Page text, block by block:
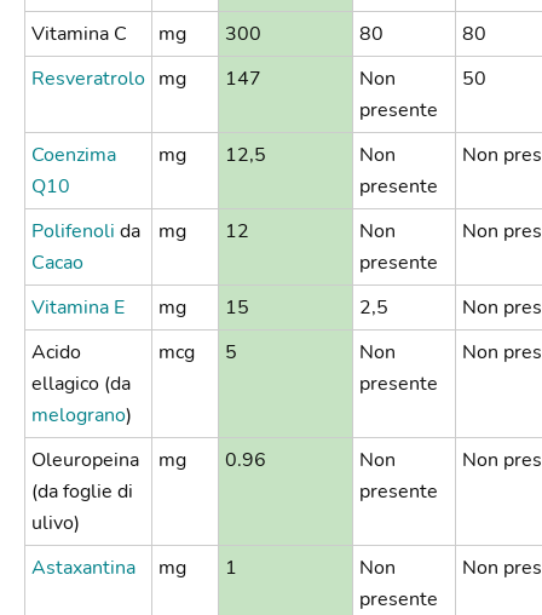
Vitamina C
mg 300 80
80
Resveratrolo mg 147
Non
presente
50
Coenzima
Q10
mg 12,5
Non
presente
Non
Polifenoli da
Cacao
mg 12
Non
presente
Non
Vitamina E mg 15 2,5
Non
Acido
ellagico (da
melograno)
mcg 5
Non
presente
Non
Oleuropeina
(da foglie di
ulivo)
mg 0.96
Non
presente
Non
Astaxantina mg 1
Non
presente
Non